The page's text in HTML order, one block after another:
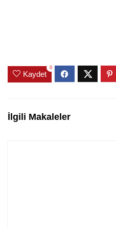
Kaydet
0
İlgili Makaleler